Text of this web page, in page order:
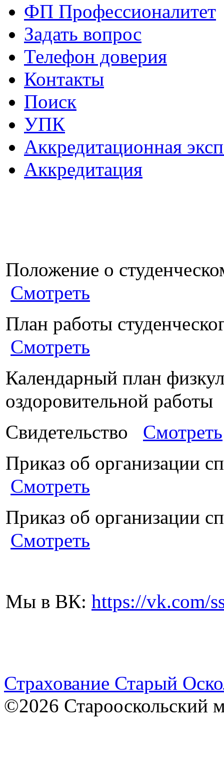
ФП Профессионалитет
Задать вопрос
Телефон доверия
Контакты
Поиск
УПК
Аккредитационная
Аккредитация
Положение о
Смотреть
План работы
Смотреть
Календарный план
оздоровительной
Свидетельство Смотреть
Приказ об организации
Смотреть
Приказ об организации
Смотреть
Мы в ВК: https://vk.com/
Страхование Старый
©2026 Старооскольский